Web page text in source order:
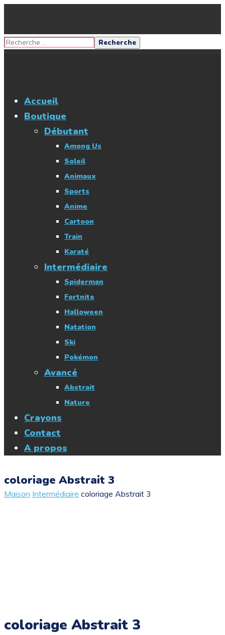
Accueil
Boutique
Débutant
Among Us
Soleil
Animaux
Sports
Anime
Cartoon
Train
Karaté
Intermédiaire
Spiderman
Fortnite
Halloween
Natation
Ski
Pokémon
Avancé
Abstrait
Nature
Crayons
Contact
A propos
coloriage Abstrait 3
Maison Intermédiaire coloriage Abstrait 3
coloriage Abstrait 3